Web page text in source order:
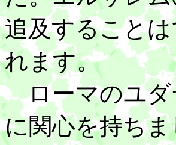
追及すること
れます。
ローマのユダ
に関心を持ち